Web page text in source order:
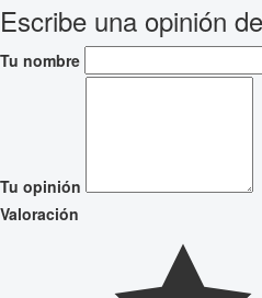
Escribe una opinión
Tu nombre
Tu opinión
Valoración